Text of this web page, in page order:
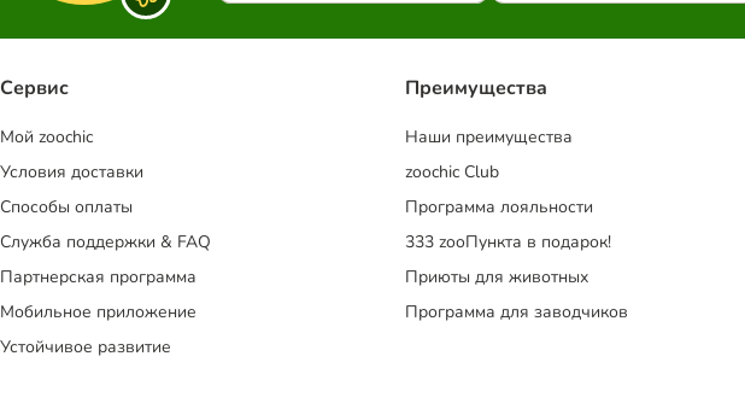
Сервис
Mой zoochic
Условия доставки
Способы оплаты
Служба поддержки & FAQ
Партнерская программа
Мобильное приложение
Устойчивое развитие
Преимуществa
Наши преимущества
zoochic Club
Программа лояльности
333 zooПункта в подарок!
Приюты для животных
Программа для заводчиков